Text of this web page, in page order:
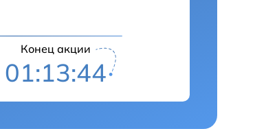
Конец акции
01:13:43